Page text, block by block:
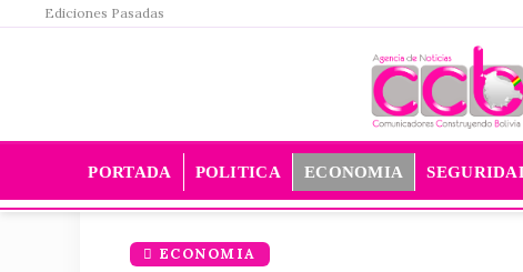
Ediciones Pasadas
PORTADA POLITICA ECONOMIA
ECONOMIA